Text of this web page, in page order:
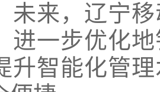
未来，辽宁
进一步优化
升智能化管